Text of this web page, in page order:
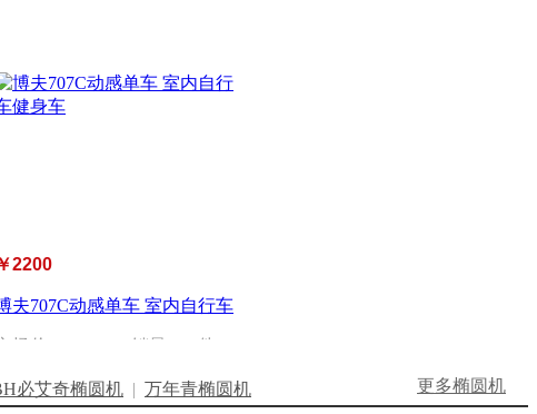
2200
夫707C动感单车 室内自行车
市场价：
| 销量： 件
必艾奇椭圆机 | 万年青椭圆机 更多椭圆机